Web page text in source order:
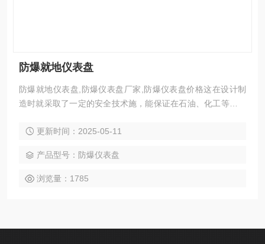
防爆就地仪表盘
防爆就地仪表盘,防爆仪表盘厂家,防爆仪表盘价格这在设计制
造时就采取了一定的安全技术施，能保证在石油、化工等有爆
分爆炸危险场所一般分为 1类所和2类场所。构成爆炸混合物的
更新时间：2025-05-11
产品型号：防爆仪表盘
浏览量：1785